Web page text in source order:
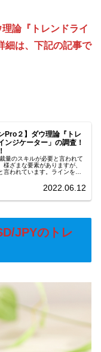
論『トレンドライ
細は、下記の記事で
Pro２】ダウ理論『トレ
ンジケーター」の調査！
量のスキルが必要と言われて
ざまな要素がありますが、
われています。ラインを使
2022.06.12
JPYのトレ